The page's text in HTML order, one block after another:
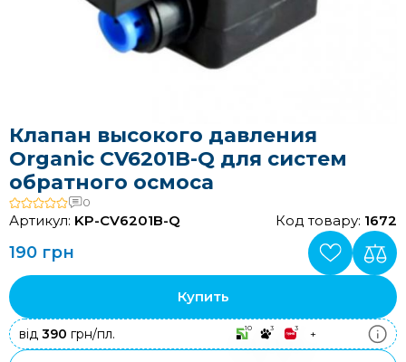
Клапан высокого давления
Organic CV6201B-Q для систем
обратного осмоса
0
Артикул: KP-CV6201B-Q Код товару: 1672
190 грн
Купить
від 390 грн/пл. 10 3 3 +